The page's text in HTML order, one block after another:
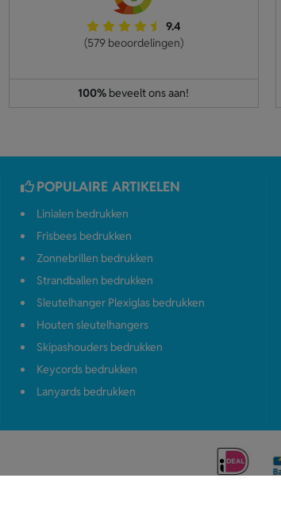
9.4
(579 beoordelingen)
100% beveelt ons aan!
POPULAIRE ARTIKELEN
Linialen bedrukken
Frisbees bedrukken
Zonnebrillen bedrukken
Strandballen bedrukken
Sleutelhanger Plexiglas bedrukken
Houten sleutelhangers
Skipashouders bedrukken
Keycords bedrukken
Lanyards bedrukken